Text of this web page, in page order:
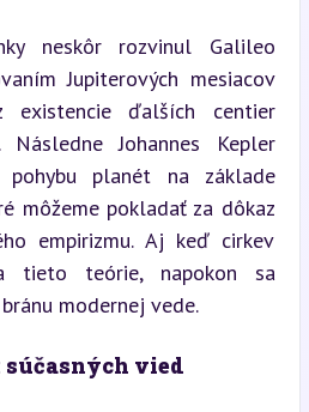
neskôr rozvinul Galileo
Jupiterových mesiacov
existencie ďalších centier
Johannes Kepler
pohybu planét na základe
môžeme pokladať za dôkaz
empirizmu. Aj keď cirkev
tieto teórie, napokon sa
modernej vede.
vied